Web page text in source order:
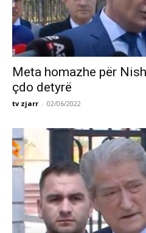
Meta homazhe për
çdo detyrë
tv zjarr - 02/06/2022